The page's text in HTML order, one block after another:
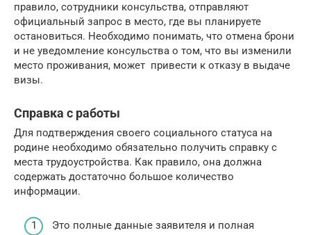
правило, сотрудники консульства, отправляют
официальный запрос в место, где вы планируете
остановиться. Необходимо понимать, что отмена брони
и не уведомление консульства о том, что вы изменили
место проживания, может привести к отказу в выдаче
визы.
Справка с работы
Для подтверждения своего социального статуса на
родине необходимо обязательно получить справку с
места трудоустройства. Как правило, она должна
содержать достаточно большое количество
информации.
Это полные данные заявителя и полная